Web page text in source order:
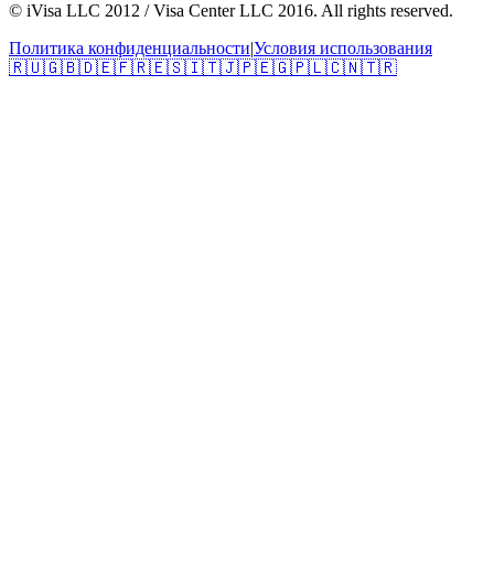
© iVisa LLC 2012 / Visa Center LLC 2016. All rights reserved.
Политика конфиденциальности|Условия использования
🇷🇺🇬🇧🇩🇪🇫🇷🇪🇸🇮🇹🇯🇵🇪🇬🇵🇱🇨🇳🇹🇷